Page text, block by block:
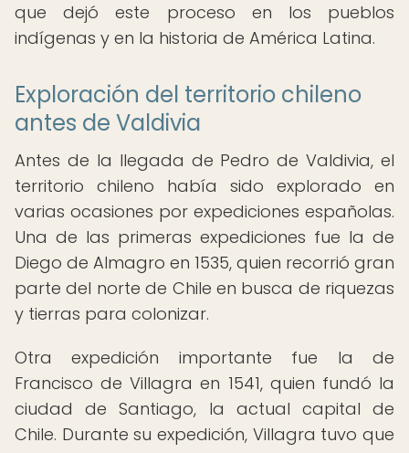
que dejó este proceso en los pueblos
indígenas y en la historia de América Latina.
Exploración del territorio chileno
antes de Valdivia
Antes de la llegada de Pedro de Valdivia, el
territorio chileno había sido explorado en
varias ocasiones por expediciones españolas.
Una de las primeras expediciones fue la de
Diego de Almagro en 1535, quien recorrió gran
parte del norte de Chile en busca de riquezas
y tierras para colonizar.
Otra expedición importante fue la de
Francisco de Villagra en 1541, quien fundó la
ciudad de Santiago, la actual capital de
Chile. Durante su expedición, Villagra tuvo que